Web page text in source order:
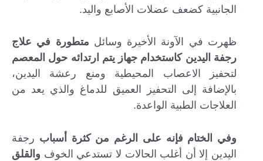
الجانبية كضعف عضلات الأصابع واليد.
ظهرت في الآونة الأخيرة وسائل متطورة في علاج
رجفة اليدين كاستخدام جهاز يتم ارتدائه حول المعصم
لتحفيز الاعصاب المحيطية ومنع رعشة اليدين،
بالإضافة إلى التحفيز العميق للدماغ والذي يعد من
العلاجات الطبية الواعدة.
وفي الختام فإنه على الرغم من كثرة أسباب رجفة
اليدين إلا أن أغلب الحالات لا تستدعي الخوف والقلق